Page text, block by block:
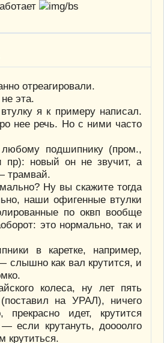
отреагировали.
эта.
я к примеру написал.
нее речь. Но с ними часто
подшипнику (пром.,
пр): новый он не звучит, а
трамвай.
Ну вы скажите тогда
наши офигенные втулки
по оквп вообще
это нормально, так и
в каретке, например,
слышно как вал крутится, и
колеса, ну лет пять
на УРАЛ), ничего
идет, крутится
если крутануть, доооолго
крутиться.